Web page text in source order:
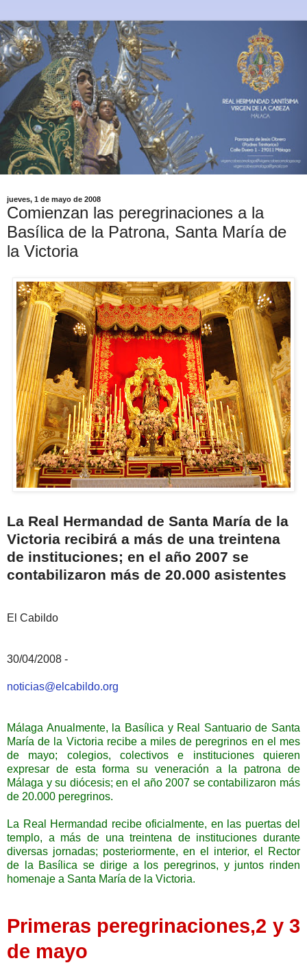
jueves, 1 de mayo de 2008
Comienzan las peregrinaciones a la
Basílica de la Patrona, Santa María de
la Victoria
La Real Hermandad de Santa María de la
Victoria recibirá a más de una treintena
de instituciones; en el año 2007 se
contabilizaron más de 20.000 asistentes
El Cabildo
30/04/2008 -
noticias@elcabildo.org
Málaga Anualmente, la Basílica y Real Santuario de Santa
María de la Victoria recibe a miles de peregrinos en el mes
de mayo; colegios, colectivos e instituciones quieren
expresar de esta forma su veneración a la patrona de
Málaga y su diócesis; en el año 2007 se contabilizaron más
de 20.000 peregrinos.
La Real Hermandad recibe oficialmente, en las puertas del
templo, a más de una treintena de instituciones durante
diversas jornadas; posteriormente, en el interior, el Rector
de la Basílica se dirige a los peregrinos, y juntos rinden
homenaje a Santa María de la Victoria.
Primeras peregrinaciones,2 y 3
de mayo